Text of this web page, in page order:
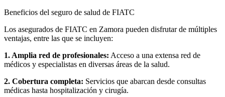
Beneficios del seguro de salud de FIATC
Los asegurados de FIATC en Zamora pueden disfrutar de múltiples
ventajas, entre las que se incluyen:
1. Amplia red de profesionales: Acceso a una extensa red de
médicos y especialistas en diversas áreas de la salud.
2. Cobertura completa: Servicios que abarcan desde consultas
médicas hasta hospitalización y cirugía.